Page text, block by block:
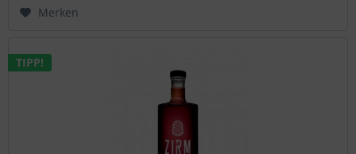
Merken
TIPP!